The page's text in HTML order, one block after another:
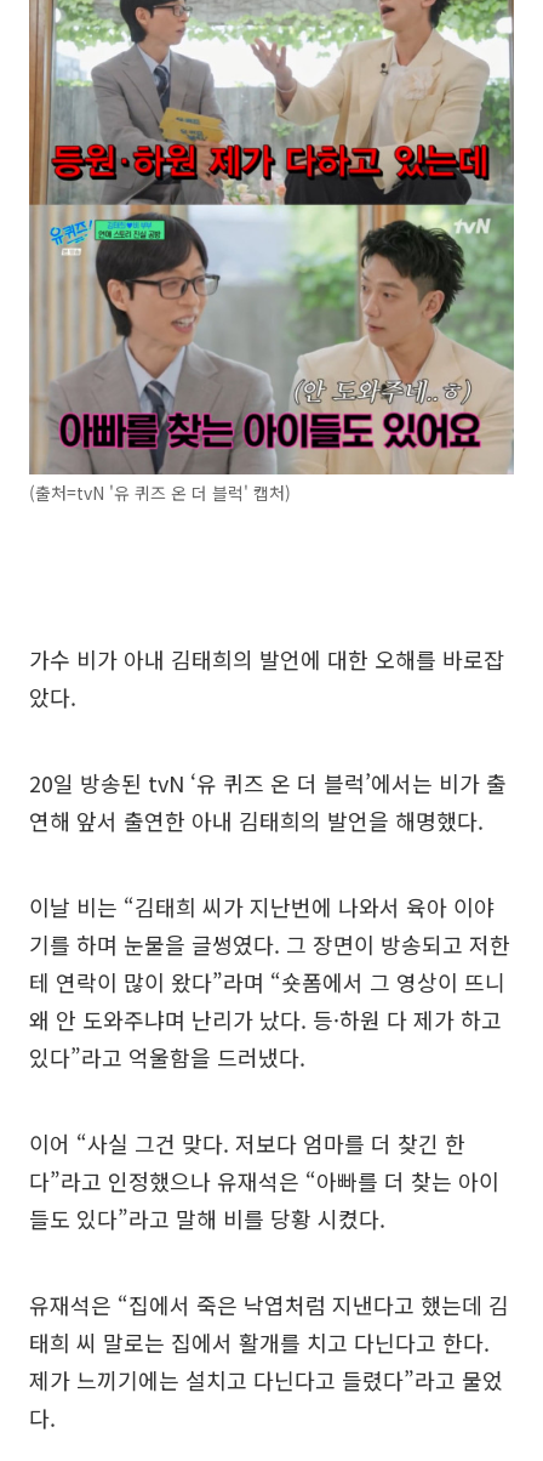
(출처=tvN '유 퀴즈 온 더 블럭' 캡처)
가수 비가 아내 김태희의 발언에 대한 오해를 바로잡
았다.
20일 방송된 tvN ‘유 퀴즈 온 더 블럭’에서는 비가 출
연해 앞서 출연한 아내 김태희의 발언을 해명했다.
이날 비는 “김태희 씨가 지난번에 나와서 육아 이야
기를 하며 눈물을 글썽였다. 그 장면이 방송되고 저한
테 연락이 많이 왔다”라며 “숏폼에서 그 영상이 뜨니
왜 안 도와주냐며 난리가 났다. 등·하원 다 제가 하고
있다”라고 억울함을 드러냈다.
이어 “사실 그건 맞다. 저보다 엄마를 더 찾긴 한
다”라고 인정했으나 유재석은 “아빠를 더 찾는 아이
들도 있다”라고 말해 비를 당황 시켰다.
유재석은 “집에서 죽은 낙엽처럼 지낸다고 했는데 김
태희 씨 말로는 집에서 활개를 치고 다닌다고 한다.
제가 느끼기에는 설치고 다닌다고 들렸다”라고 물었
다.